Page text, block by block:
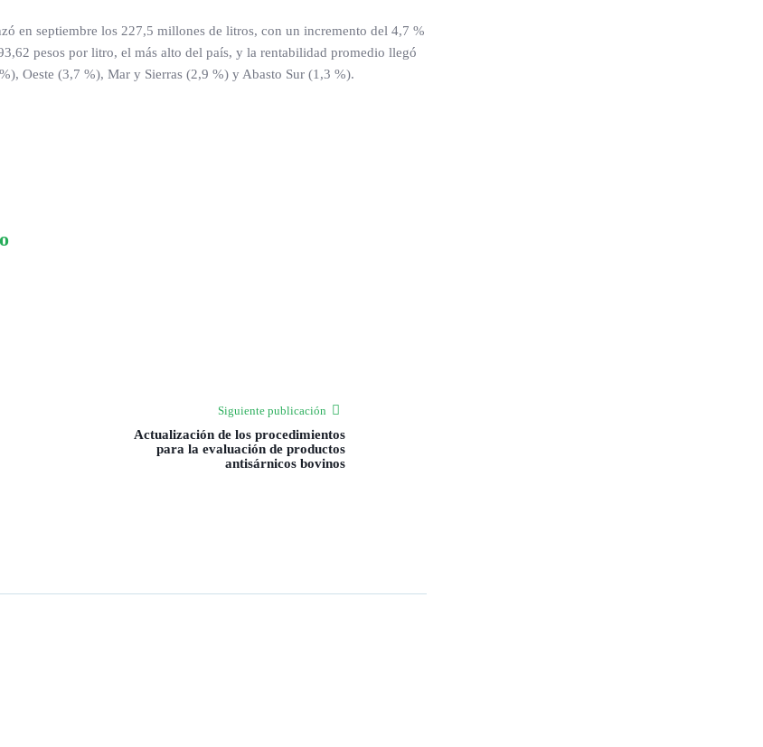
en septiembre los 227,5 millones de litros, con un incremento del 4,7 %
pesos por litro, el más alto del país, y la rentabilidad promedio llegó
Oeste (3,7 %), Mar y Sierras (2,9 %) y Abasto Sur (1,3 %).
Siguiente publicación
Actualización de los procedimientos
para la evaluación de productos
antisárnicos bovinos